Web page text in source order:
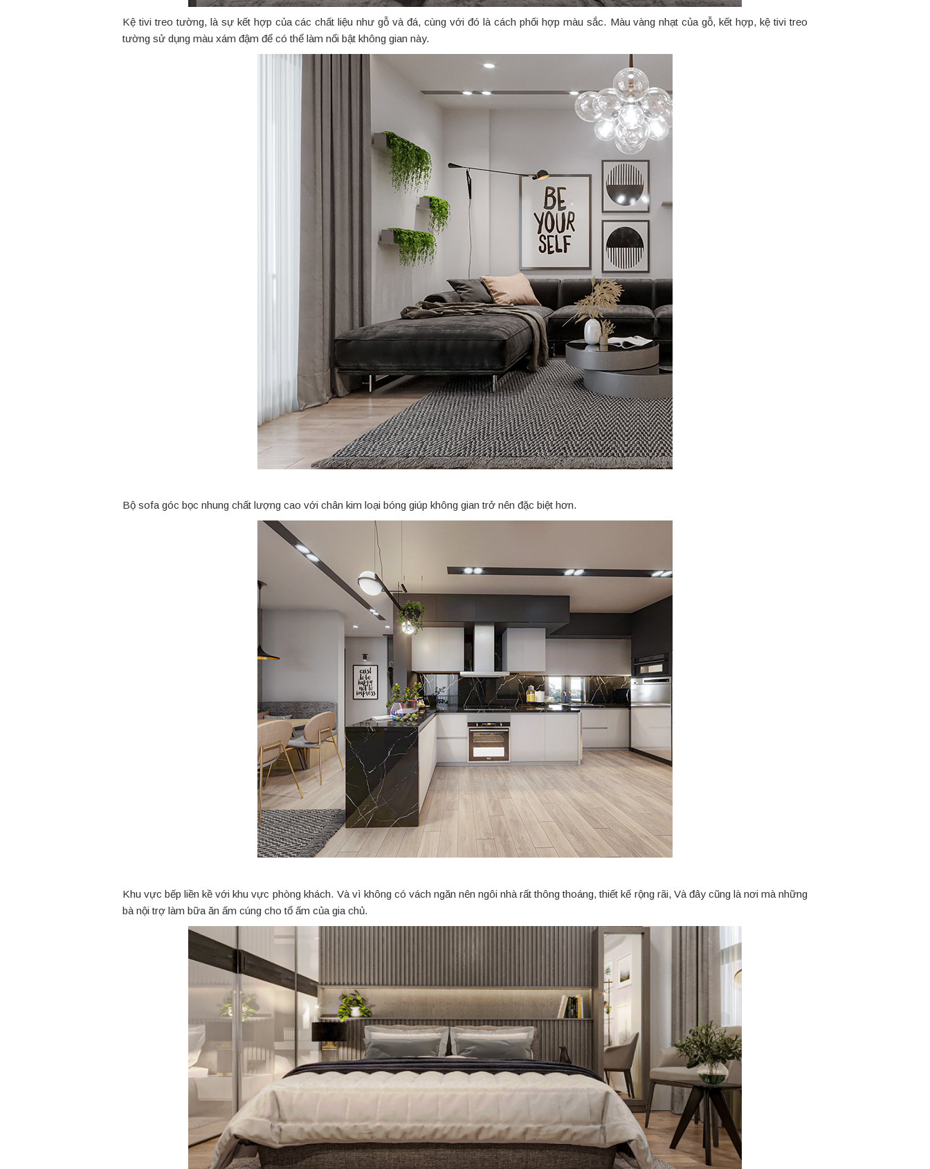
Kệ tivi treo tường, là sự kết hợp của các chất liệu như gỗ và đá, cùng với đó là cách phối hợp màu sắc. Màu vàng nhạt của gỗ, kết hợp, kệ tivi treo
tường sử dụng màu xám đậm để có thể làm nổi bật không gian này.
Bộ sofa góc bọc nhung chất lượng cao với chân kim loại bóng giúp không gian trở nên đặc biệt hơn.
Khu vực bếp liền kề với khu vực phòng khách. Và vì không có vách ngăn nên ngôi nhà rất thông thoáng, thiết kế rộng rãi, Và đây cũng là nơi mà những
bà nội trợ làm bữa ăn ấm cúng cho tổ ấm của gia chủ.